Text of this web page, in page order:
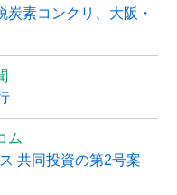
炭素コンクリ、大阪・
ム
共同投資の第2号案